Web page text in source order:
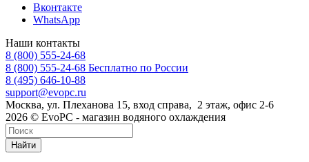
Вконтакте
WhatsApp
Наши контакты
8 (800) 555-24-68
8 (800) 555-24-68 Бесплатно по России
8 (495) 646-10-88
support@evopc.ru
Москва, ул. Плеханова 15, вход справа, 2 этаж, офис 2-6
2026 © EvoPC - магазин водяного охлаждения
Найти